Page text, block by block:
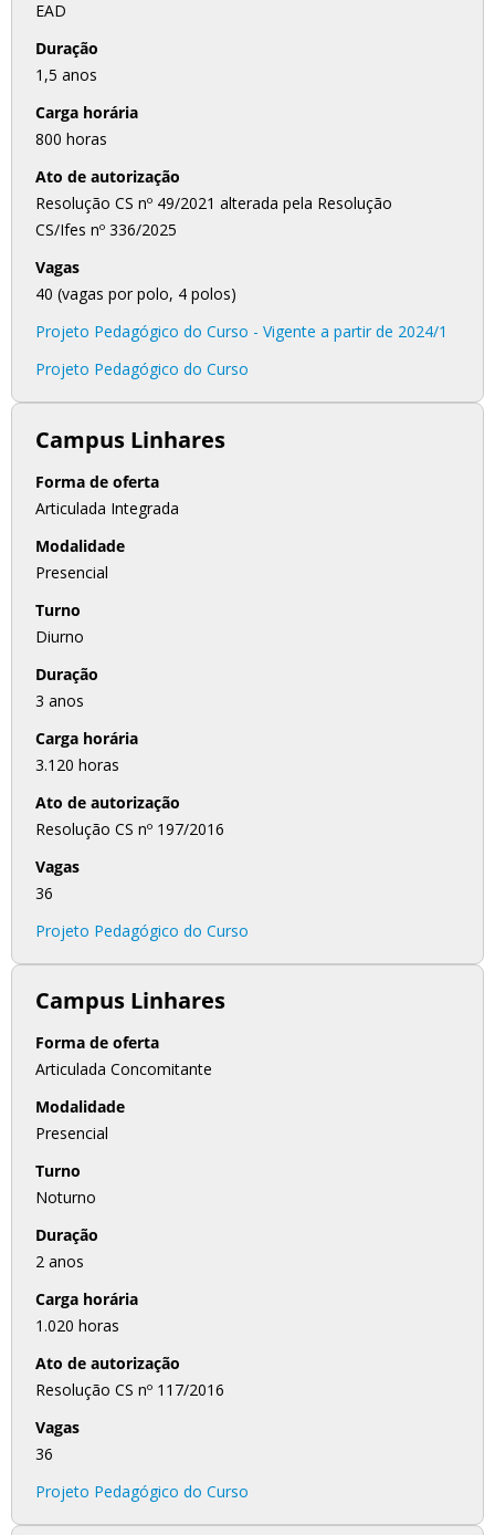
EAD
Duração
1,5 anos
Carga horária
800 horas
Ato de autorização
Resolução CS nº 49/2021 alterada pela Resolução
CS/Ifes nº 336/2025
Vagas
40 (vagas por polo, 4 polos)
Projeto Pedagógico do Curso - Vigente a partir de 2024/1
Projeto Pedagógico do Curso
Campus Linhares
Forma de oferta
Articulada Integrada
Modalidade
Presencial
Turno
Diurno
Duração
3 anos
Carga horária
3.120 horas
Ato de autorização
Resolução CS nº 197/2016
Vagas
36
Projeto Pedagógico do Curso
Campus Linhares
Forma de oferta
Articulada Concomitante
Modalidade
Presencial
Turno
Noturno
Duração
2 anos
Carga horária
1.020 horas
Ato de autorização
Resolução CS nº 117/2016
Vagas
36
Projeto Pedagógico do Curso